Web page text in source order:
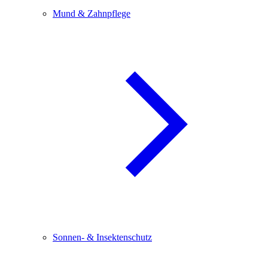
Mund & Zahnpflege
Sonnen- & Insektenschutz